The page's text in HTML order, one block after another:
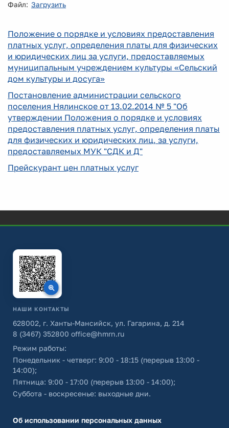
Файл: Загрузить
Положение о порядке и условиях предоставления
платных услуг, определения платы для физических
и юридических лиц за услуги, предоставляемых
муниципальным учреждением культуры «Сельский
дом культуры и досуга»
Постановление администрации сельского
поселения Нялинское от 13.02.2014 № 5 "Об
утверждении Положения о порядке и условиях
предоставления платных услуг, определения платы
для физических и юридических лиц, за услуги,
предоставляемых МУК "СДК и Д"
Прейскурант цен платных услуг
НАШИ КОНТАКТЫ
628002, г. Ханты-Мансийск, ул. Гагарина, д. 214
8 (3467) 352800 office@hmrn.ru
Режим работы:
Понедельник - четверг: 9:00 - 18:15 (перерыв 13:00 -
14:00);
Пятница: 9:00 - 17:00 (перерыв 13:00 - 14:00);
Суббота - воскресенье: выходные дни.
Об использовании персональных данных